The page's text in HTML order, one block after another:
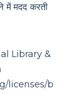
में मदद करती
Library &
licenses/b